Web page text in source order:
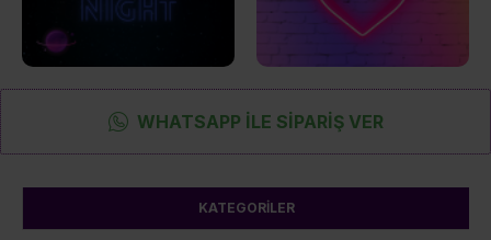
WHATSAPP İLE SIPARIŞ VER
KATEGORILER